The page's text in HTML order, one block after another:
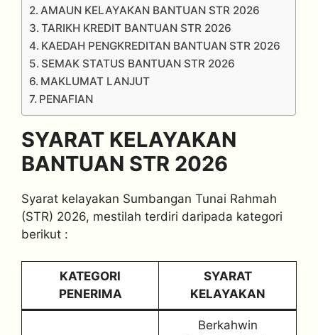
AMAUN KELAYAKAN BANTUAN STR 2026
TARIKH KREDIT BANTUAN STR 2026
KAEDAH PENGKREDITAN BANTUAN STR 2026
SEMAK STATUS BANTUAN STR 2026
MAKLUMAT LANJUT
PENAFIAN
SYARAT KELAYAKAN
BANTUAN STR 2026
Syarat kelayakan Sumbangan Tunai Rahmah
(STR) 2026, mestilah terdiri daripada kategori
berikut :
KATEGORI
PENERIMA
SYARAT
KELAYAKAN
Berkahwin